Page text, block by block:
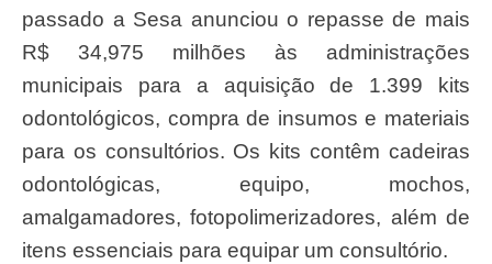
passado a Sesa anunciou o repasse de mais
R$ 34,975 milhões às administrações
municipais para a aquisição de 1.399 kits
odontológicos, compra de insumos e materiais
para os consultórios. Os kits contêm cadeiras
odontológicas, equipo, mochos,
amalgamadores, fotopolimerizadores, além de
itens essenciais para equipar um consultório.